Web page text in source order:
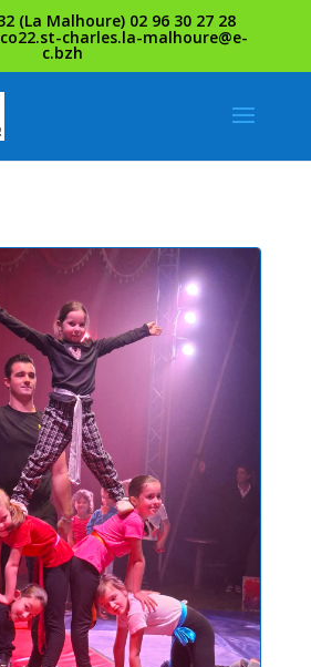
(La Malhoure) 02 96 30 27 28
charles.la-malhoure@e-
c.bzh